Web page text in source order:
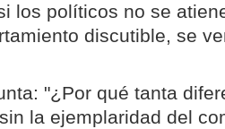
los políticos no se
discutible, se
"¿Por qué tanta
la ejemplaridad del